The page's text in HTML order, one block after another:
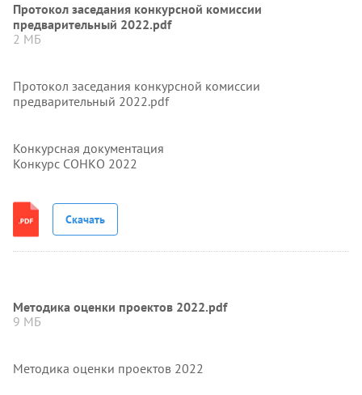
Протокол заседания конкурсной комиссии
предварительный 2022.pdf
2 МБ
Протокол заседания конкурсной комиссии
предварительный 2022.pdf
Конкурсная документация
Конкурс СОНКО 2022
Скачать
Методика оценки проектов 2022.pdf
9 МБ
Методика оценки проектов 2022